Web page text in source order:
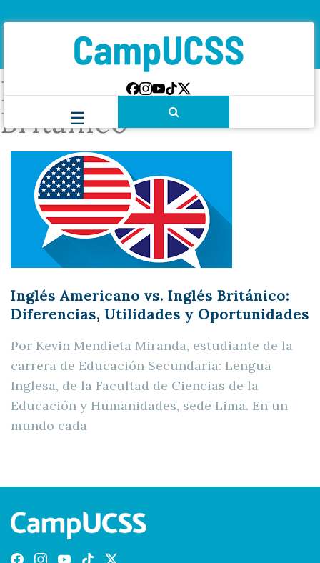
Etiqueta:Inglés
Británico
Inglés Americano vs. Inglés Británico:
Diferencias, Utilidades y Oportunidades
Por Kevin Mendieta Miranda, estudiante de la
carrera de Educación Secundaria: Lengua
Inglesa, de la Facultad de Ciencias de la
Educación y Humanidades, sede Lima. En un
mundo cada